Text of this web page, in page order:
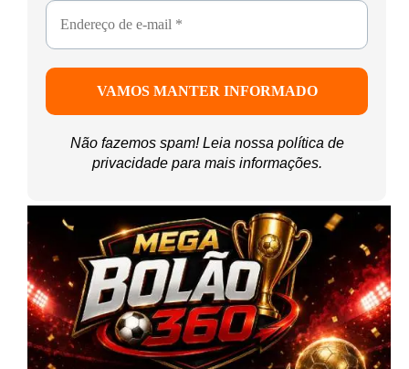
Não fazemos spam! Leia nossa política de
privacidadepara mais informações.